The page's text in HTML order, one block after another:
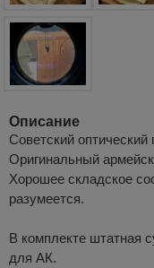
Описание
Советский
Оригинальный
Хорошее складское
разумеется.
В комплекте штатная
для АК.